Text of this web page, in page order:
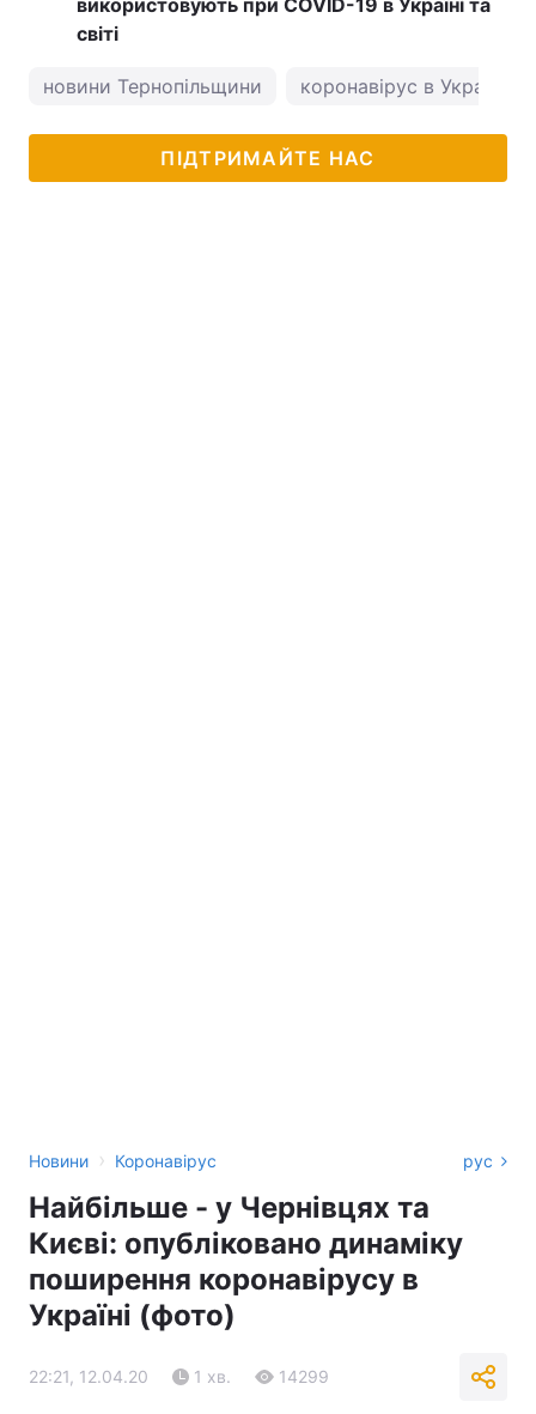
використовують при COVID-19 в Україні та
світі
новини Тернопільщини коронавірус в Україні
ПІДТРИМАЙТЕ НАС
Новини › Коронавірус рус
Найбільше - у Чернівцях та
Києві: опубліковано динаміку
поширення коронавірусу в
Україні (фото)
22:21, 12.04.20 1 хв. 14299